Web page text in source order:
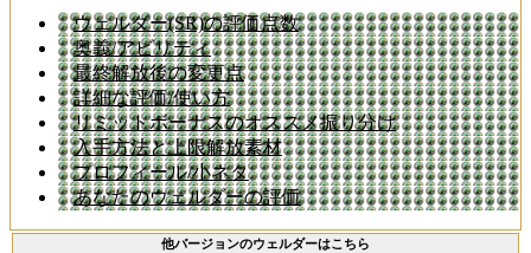
ウェルダー(SR)の評価点数
奥義/アビリティ
最終解放後の変更点
詳細な評価/使い方
リミットボーナスのオススメ振り分け
入手方法と上限解放素材
プロフィール/小ネタ
あなたのウェルダーの評価
他バージョンのウェルダーはこちら